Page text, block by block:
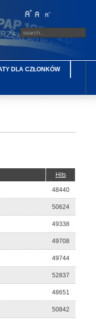
DLA CZŁONKÓW
Hits
48440
50624
49338
49708
49744
52837
48651
50842